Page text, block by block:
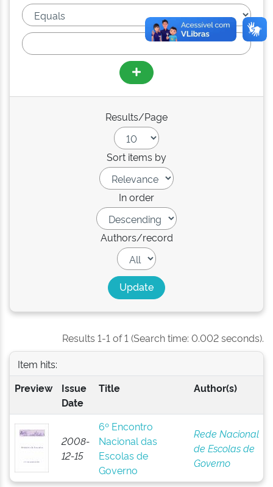
Results/Page
Sort items by
In order
Authors/record
Results 1-1 of 1 (Search time: 0.002 seconds).
Item hits:
Preview
Issue
Date
Title Author(s)
2008-
12-15
6º Encontro
Nacional das
Escolas de
Governo
Rede Nacional
de Escolas de
Governo